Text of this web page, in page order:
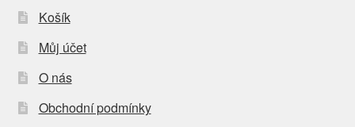
Košík
Můj účet
O nás
Obchodní podmínky